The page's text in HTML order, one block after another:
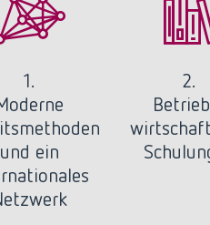
1.
und ein
2.